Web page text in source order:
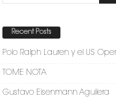
Recent Posts
Polo Ralph Lauren y el US
TOME NOTA
Gustavo Eisenmann Aguilera